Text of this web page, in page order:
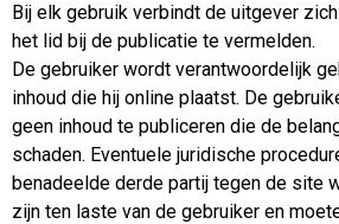
Bij elk gebruik verbindt de uitgever
het lid bij de publicatie te vermelden.
De gebruiker wordt verantwoordelijk
inhoud die hij online plaatst. De
geen inhoud te publiceren die de
schaden. Eventuele juridische
benadeelde derde partij tegen de site
zijn ten laste van de gebruiker en